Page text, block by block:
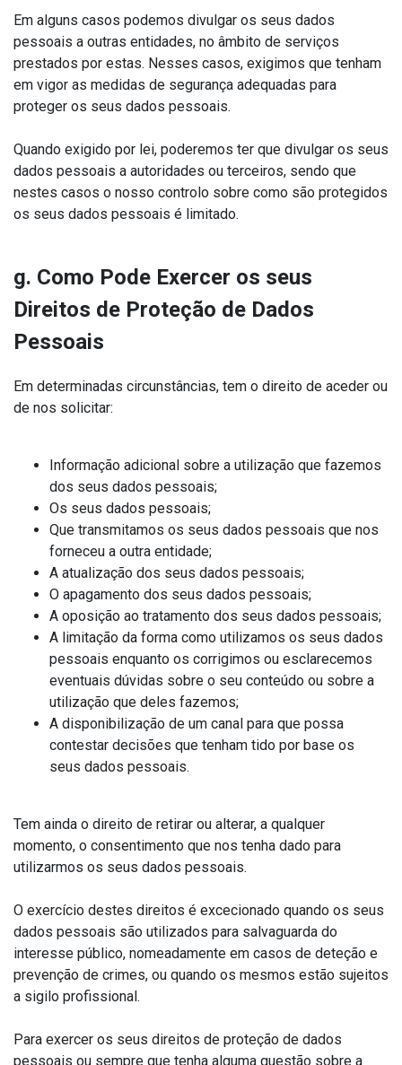
Em alguns casos podemos divulgar os seus dados
pessoais a outras entidades, no âmbito de serviços
prestados por estas. Nesses casos, exigimos que tenham
em vigor as medidas de segurança adequadas para
proteger os seus dados pessoais.
Quando exigido por lei, poderemos ter que divulgar os seus
dados pessoais a autoridades ou terceiros, sendo que
nestes casos o nosso controlo sobre como são protegidos
os seus dados pessoais é limitado.
g. Como Pode Exercer os seus
Direitos de Proteção de Dados
Pessoais
Em determinadas circunstâncias, tem o direito de aceder ou
de nos solicitar:
Informação adicional sobre a utilização que fazemos
dos seus dados pessoais;
Os seus dados pessoais;
Que transmitamos os seus dados pessoais que nos
forneceu a outra entidade;
A atualização dos seus dados pessoais;
O apagamento dos seus dados pessoais;
A oposição ao tratamento dos seus dados pessoais;
A limitação da forma como utilizamos os seus dados
pessoais enquanto os corrigimos ou esclarecemos
eventuais dúvidas sobre o seu conteúdo ou sobre a
utilização que deles fazemos;
A disponibilização de um canal para que possa
contestar decisões que tenham tido por base os
seus dados pessoais.
Tem ainda o direito de retirar ou alterar, a qualquer
momento, o consentimento que nos tenha dado para
utilizarmos os seus dados pessoais.
O exercício destes direitos é excecionado quando os seus
dados pessoais são utilizados para salvaguarda do
interesse público, nomeadamente em casos de deteção e
prevenção de crimes, ou quando os mesmos estão sujeitos
a sigilo profissional.
Para exercer os seus direitos de proteção de dados
pessoais ou sempre que tenha alguma questão sobre a